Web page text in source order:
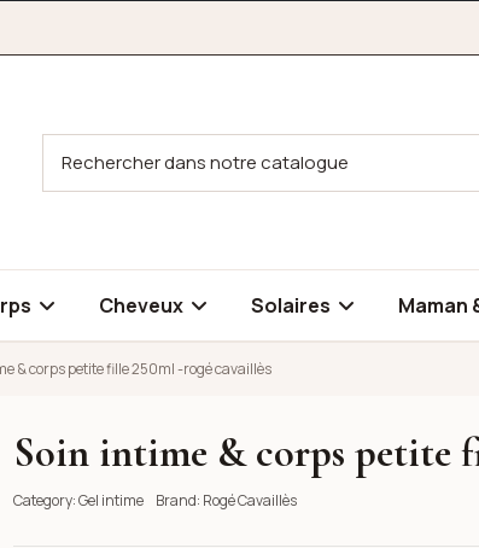
Cheveux Solaires Maman
& corps petite fille 250ml -rogé cavaillès
-rogé cavaillès
Soin intime & corps petite
Category:Gel intime Brand: Rogé Cavaillès